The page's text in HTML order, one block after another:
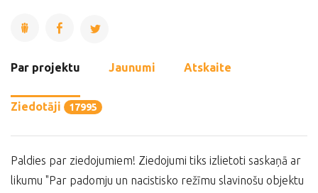
Par projektu Jaunumi Atskaite
Ziedotāji 17995
Paldies par ziedojumiem! Ziedojumi tiks izlietoti saskaņā ar
likumu "Par padomju un nacistisko režīmu slavinošu objektu